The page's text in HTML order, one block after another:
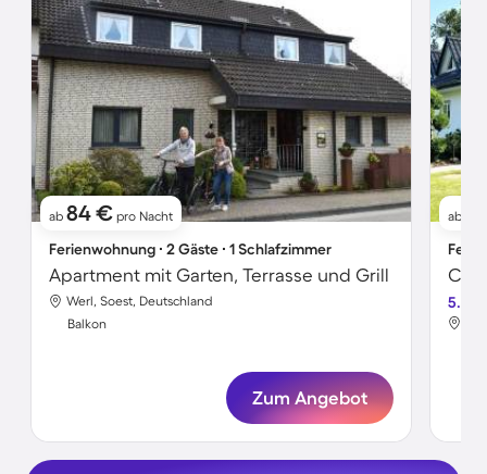
ab 84 € pro Nacht
Ferienwohnung ∙ 2 Gäste ∙ 1 Schlafzimmer
Apartment mit Garten, Terrasse und Grill
Werl, Soest, Deutschland
Balkon
Zum Angebot
ab
5.0